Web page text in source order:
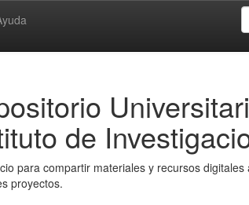
de
para compartir materiales y recursos
proyectos.